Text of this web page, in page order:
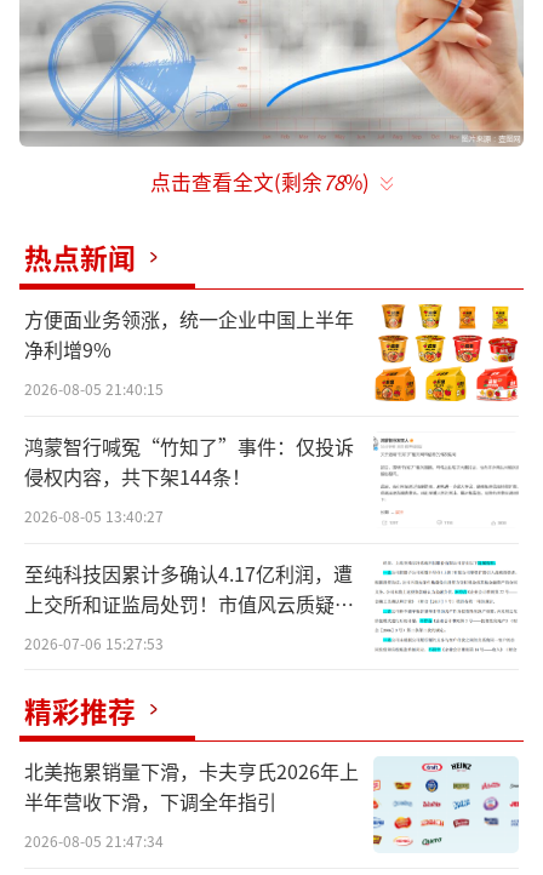
险资加速入市
5月19日，平安人寿发布公告，平安资管受
托平安人寿资金，投资于农业银行H股股票，于
5月12日达到农业银行H股股本的10%，根据香
港市场规则，触发平安人寿举牌。
资第15次举牌上市公司，其中，邮储银行、农
业银行等均被二度举牌。相比于往年，今年险
牌20次，今年尚未过半，已有15次。
近期，险资也在积极参与长期股票投资试
国寿资产参与第三批保险资金长期投资试点。
连同已获批的前两批试点，前后三期资金共同
助力“鸿鹄基金”在稳市场稳经济中发挥更大
作用。
点击查看全文(剩余78%)
热点新闻
方便面业务领涨，统一企业中国上半年
净利增9%
2026-08-05 21:40:15
鸿蒙智行喊冤“竹知了”事件：仅投诉
侵权内容，共下架144条！
2026-08-05 13:40:27
至纯科技因累计多确认4.17亿利润，遭
上交所和证监局处罚！市值风云质疑其
财务问题，遭巨额索赔！
2026-07-06 15:27:53
精彩推荐
北美拖累销量下滑，卡夫亨氏2026年上
半年营收下滑，下调全年指引
2026-08-05 21:47:34